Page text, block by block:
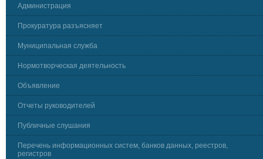
Администрация
Прокуратура разъясняет
Муниципальная служба
Нормотворческая деятельность
Объявление
Отчеты руководителей
Публичные слушания
Перечень информационных систем, банков данных, реестров,
регистров